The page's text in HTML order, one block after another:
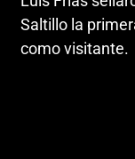
Saltillo la
como visitante.
1 2 3 4